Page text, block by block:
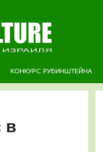
КОНКУРС РУБИНШТЕЙНА
в